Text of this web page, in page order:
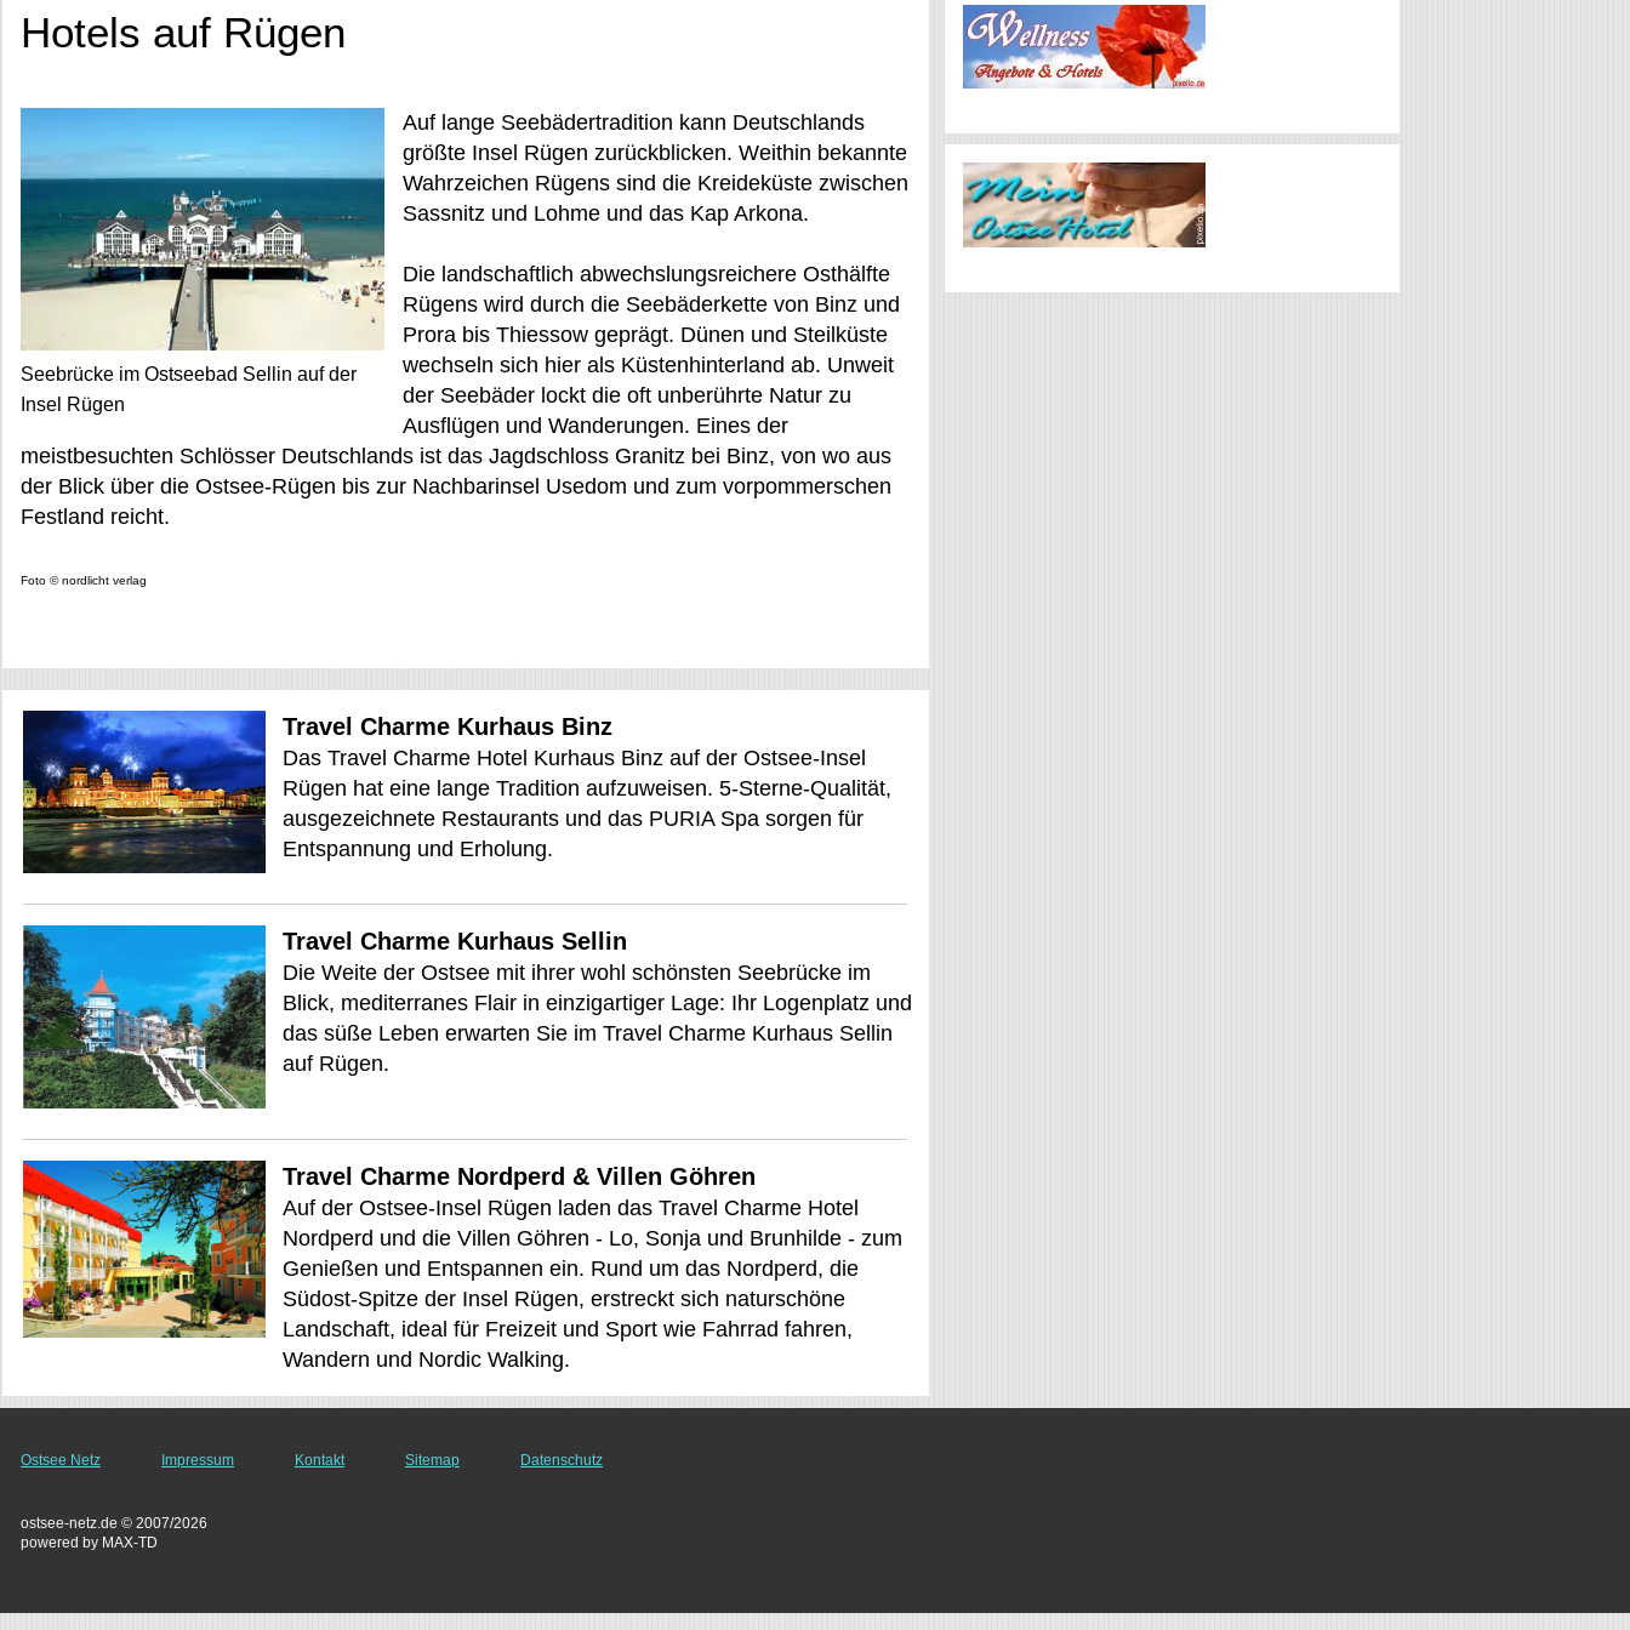
Hotels auf Rügen
Seebrücke im Ostseebad Sellin auf der
Insel Rügen
Auf lange Seebädertradition kann Deutschlands
größte Insel Rügen zurückblicken. Weithin bekannte
Wahrzeichen Rügens sind die Kreideküste zwischen
Sassnitz und Lohme und das Kap Arkona.
Die landschaftlich abwechslungsreichere Osthälfte
Rügens wird durch die Seebäderkette von Binz und
Prora bis Thiessow geprägt. Dünen und Steilküste
wechseln sich hier als Küstenhinterland ab. Unweit
der Seebäder lockt die oft unberührte Natur zu
Ausflügen und Wanderungen. Eines der
meistbesuchten Schlösser Deutschlands ist das Jagdschloss Granitz bei Binz, von wo aus
der Blick über die Ostsee-Rügen bis zur Nachbarinsel Usedom und zum vorpommerschen
Festland reicht.
Foto © nordlicht verlag
Travel Charme Kurhaus Binz
Das Travel Charme Hotel Kurhaus Binz auf der Ostsee-Insel
Rügen hat eine lange Tradition aufzuweisen. 5-Sterne-Qualität,
ausgezeichnete Restaurants und das PURIA Spa sorgen für
Entspannung und Erholung.
Travel Charme Kurhaus Sellin
Die Weite der Ostsee mit ihrer wohl schönsten Seebrücke im
Blick, mediterranes Flair in einzigartiger Lage: Ihr Logenplatz und
das süße Leben erwarten Sie im Travel Charme Kurhaus Sellin
auf Rügen.
Travel Charme Nordperd & Villen Göhren
Auf der Ostsee-Insel Rügen laden das Travel Charme Hotel
Nordperd und die Villen Göhren - Lo, Sonja und Brunhilde - zum
Genießen und Entspannen ein. Rund um das Nordperd, die
Südost-Spitze der Insel Rügen, erstreckt sich naturschöne
Landschaft, ideal für Freizeit und Sport wie Fahrrad fahren,
Wandern und Nordic Walking.
Ostsee Netz Impressum Kontakt Sitemap Datenschutz
ostsee-netz.de © 2007/2026
powered by MAX-TD